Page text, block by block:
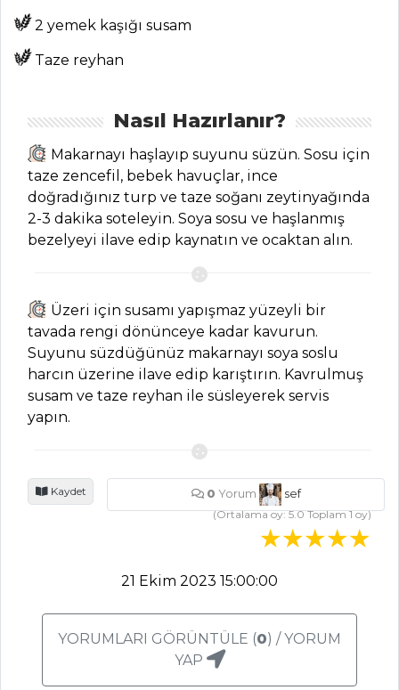
Datça Usulü
Tarifi, Nasıl Yapılır?
Tarifi, Nasıl Yapılır?
Çikolatalı
Makarna Tarifi,
Nasıl Yapılır?
Pilav ve Makarna
Tüm Tarifleri
ET YEMEKLERI
Kağıt Kebabı
Tarifi, Nasıl Yapılır?
Kıbrıs Köftesi
Tarifi, Nasıl Yapılır?
Tarifi, Nasıl Yapılır?
Et Yemekleri Tüm
Mandalinalı ve
Elması Tarifi, Nasıl
2 yemek kaşığı susam
Taze reyhan
Nasıl Hazırlanır?
Makarnayı haşlayıp suyunu süzün. Sosu için
taze zencefil, bebek havuçlar, ince
doğradığınız turp ve taze soğanı zeytinyağında
2-3 dakika soteleyin. Soya sosu ve haşlanmış
bezelyeyi ilave edip kaynatın ve ocaktan alın.
Üzeri için susamı yapışmaz yüzeyli bir
tavada rengi dönünceye kadar kavurun.
Suyunu süzdüğünüz makarnayı soya soslu
harcın üzerine ilave edip karıştırın. Kavrulmuş
susam ve taze reyhan ile süsleyerek servis
yapın.
Kaydet 0 Yorum
sef
(Ortalama oy:5.0Toplam1oy)
21 Ekim 2023 15:00:00
YORUMLARI GÖRÜNTÜLE (0) / YORUM
YAP